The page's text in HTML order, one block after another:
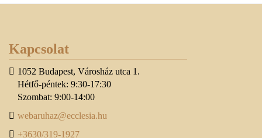
Kapcsolat
1052 Budapest, Városház utca 1.
Hétfő-péntek: 9:30-17:30
Szombat: 9:00-14:00
webaruhaz@ecclesia.hu
+3630/319-1927